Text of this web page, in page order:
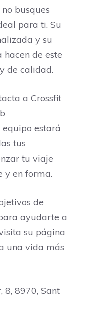
busques
para ti. Su
y su
hacen de este
de calidad.
a Crossfit
equipo estará
tus
tu viaje
y en forma.
de
ayudarte a
su página
una vida más
8, 8970, Sant